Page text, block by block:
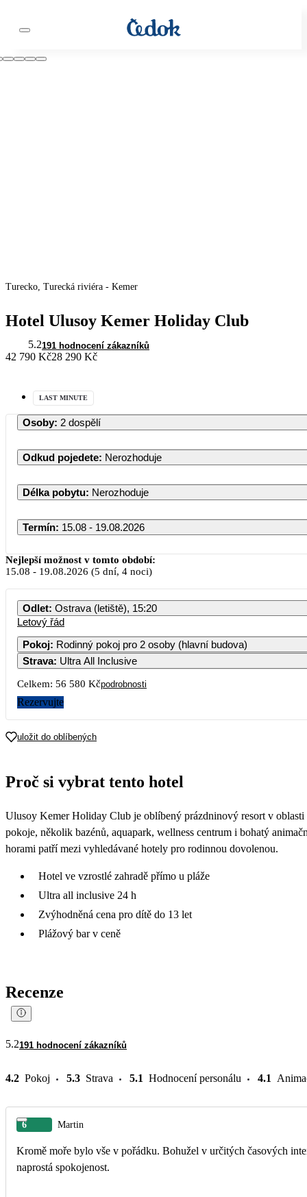
Turecko, Turecká riviéra - Kemer
Hotel Ulusoy Kemer Holiday Club
5.2191 hodnocení zákazníků
42 790 Kč28 290 Kč
LAST MINUTE
Osoby: 2 dospělí
Odkud pojedete: Nerozhoduje
Délka pobytu: Nerozhoduje
Termín: 15.08 - 19.08.2026
Nejlepší možnost v tomto období:
15.08 - 19.08.2026 (5 dní, 4 noci)
Odlet: Ostrava (letiště), 15:20
Letový řád
Pokoj: Rodinný pokoj pro 2 osoby (hlavní budova)
Strava: Ultra All Inclusive
Celkem: 56 580 Kčpodrobnosti
Rezervujte
uložit do oblíbených
Proč si vybrat tento hotel
Ulusoy Kemer Holiday Club je oblíbený prázdninový resort v
pokoje, několik bazénů, aquapark, wellness centrum i bohatý
horami patří mezi vyhledávané hotely pro rodinnou dovolenou.
Hotel ve vzrostlé zahradě přímo u pláže
Ultra all inclusive 24 h
Zvýhodněná cena pro dítě do 13 let
Plážový bar v ceně
Recenze
5.2191 hodnocení zákazníků
4.2 Pokoj 5.3 Strava 5.1 Hodnocení personálu 4.1
6 Martin
Kromě moře bylo vše v pořádku. Bohužel v určitých časových
naprostá spokojenost.